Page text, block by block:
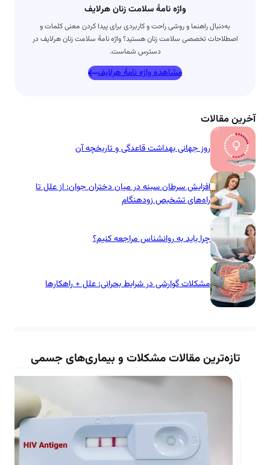
واژه نامۀ سلامت زنان هرلایف
به‌دنبال راهنما و روشی راحت و کاربردی برای پیدا کردن معنی کلمات و
اصطلاحات تخصصی سلامت زنان هستید؟ واژه نامۀ سلامت زنان هرلایف در
دسترس شماست.
مشاهده واژه نامۀ هرلایف
آخرین مقالات
روز جهانی بهداشت قاعدگی و تاریخچه آن
افزایش سرطان سینه در میان دختران جوان: از علل تا
راه‌های تشخیص زودهنگام
چرا باید به روانشناس مراجعه کنیم؟
مشکلات گوارشی در شرایط بحرانی: علل + راهکارها
تازه‌ترین مقالات مشکلات و بیماری‌های جسمی